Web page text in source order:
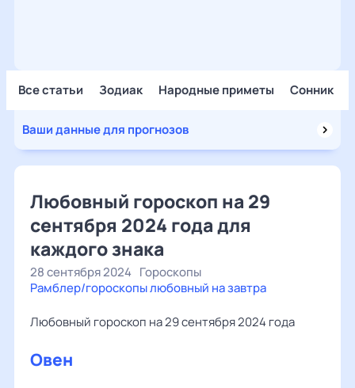
Все статьи Зодиак Народные приметы Сонник
Ваши данные для прогнозов
Любовный гороскоп на 29
сентября 2024 года для
каждого знака
28 сентября 2024 Гороскопы
Рамблер/гороскопы любовный на завтра
Любовный гороскоп на 29 сентября 2024 года
Овен